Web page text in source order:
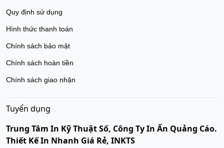
Quy định sử dụng
Hình thức thanh toán
Chính sách bảo mật
Chính sách hoàn tiền
Chính sách giao nhận
Tuyển dụng
Trung Tâm In Kỹ Thuật Số, Công Ty In Ấn Quảng Cáo.
Thiết Kế In Nhanh Giá Rẻ, INKTS